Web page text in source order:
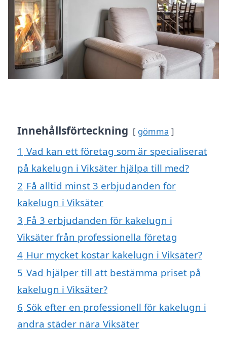
Innehållsförteckning gömma
1 Vad kan ett företag som är specialiserat
på kakelugn i Viksäter hjälpa till med?
2 Få alltid minst 3 erbjudanden för
kakelugn i Viksäter
3 Få 3 erbjudanden för kakelugn i
Viksäter från professionella företag
4 Hur mycket kostar kakelugn i Viksäter?
5 Vad hjälper till att bestämma priset på
kakelugn i Viksäter?
6 Sök efter en professionell för kakelugn i
andra städer nära Viksäter